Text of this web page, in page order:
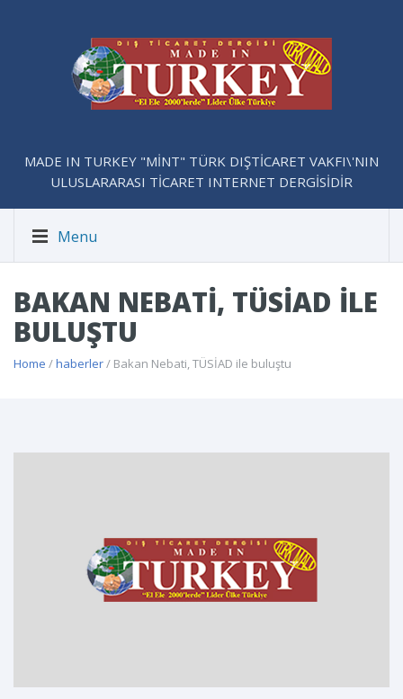
MADE IN TURKEY "MİNT" TÜRK DIŞTİCARET VAKFI\'NIN
ULUSLARARASI TİCARET INTERNET DERGİSİDİR
Menu
BAKAN NEBATI, TÜSİAD ILE
BULUŞTU
Home /haberler/ Bakan Nebati, TÜSİAD ile buluştu